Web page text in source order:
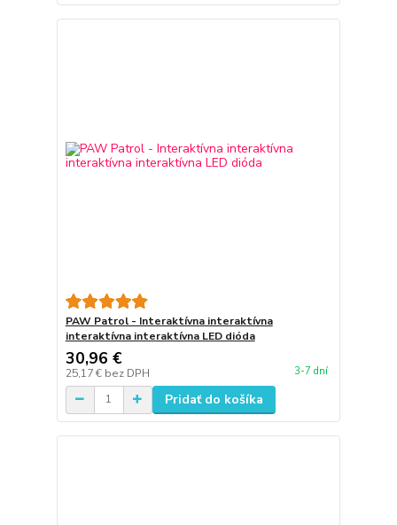
PAW Patrol - Interaktívna interaktívna
interaktívna interaktívna LED dióda
30,96 €
25,17 € bez DPH 3-7 dní
Pridať do košíka